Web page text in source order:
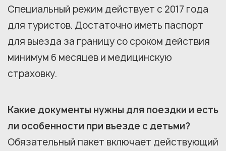
Специальный режим действует с 2017 года
для туристов. Достаточно иметь паспорт
для выезда за границу со сроком действия
минимум 6 месяцев и медицинскую
страховку.
Какие документы нужны для поездки и есть
ли особенности при въезде с детьми?
Обязательный пакет включает действующий